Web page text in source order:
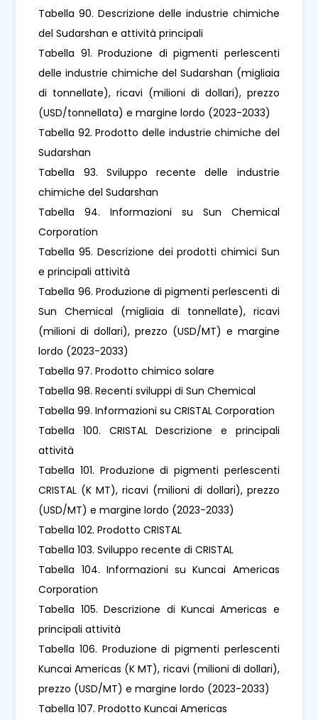
Tabella 90. Descrizione delle industrie chimiche
del Sudarshan e attività principali
Tabella 91. Produzione di pigmenti perlescenti
delle industrie chimiche del Sudarshan (migliaia
di tonnellate), ricavi (milioni di dollari), prezzo
(USD/tonnellata) e margine lordo (2023-2033)
Tabella 92. Prodotto delle industrie chimiche del
Sudarshan
Tabella 93. Sviluppo recente delle industrie
chimiche del Sudarshan
Tabella 94. Informazioni su Sun Chemical
Corporation
Tabella 95. Descrizione dei prodotti chimici Sun
e principali attività
Tabella 96. Produzione di pigmenti perlescenti di
Sun Chemical (migliaia di tonnellate), ricavi
(milioni di dollari), prezzo (USD/MT) e margine
lordo (2023-2033)
Tabella 97. Prodotto chimico solare
Tabella 98. Recenti sviluppi di Sun Chemical
Tabella 99. Informazioni su CRISTAL Corporation
Tabella 100. CRISTAL Descrizione e principali
attività
Tabella 101. Produzione di pigmenti perlescenti
CRISTAL (K MT), ricavi (milioni di dollari), prezzo
(USD/MT) e margine lordo (2023-2033)
Tabella 102. Prodotto CRISTAL
Tabella 103. Sviluppo recente di CRISTAL
Tabella 104. Informazioni su Kuncai Americas
Corporation
Tabella 105. Descrizione di Kuncai Americas e
principali attività
Tabella 106. Produzione di pigmenti perlescenti
Kuncai Americas (K MT), ricavi (milioni di dollari),
prezzo (USD/MT) e margine lordo (2023-2033)
Tabella 107. Prodotto Kuncai Americas